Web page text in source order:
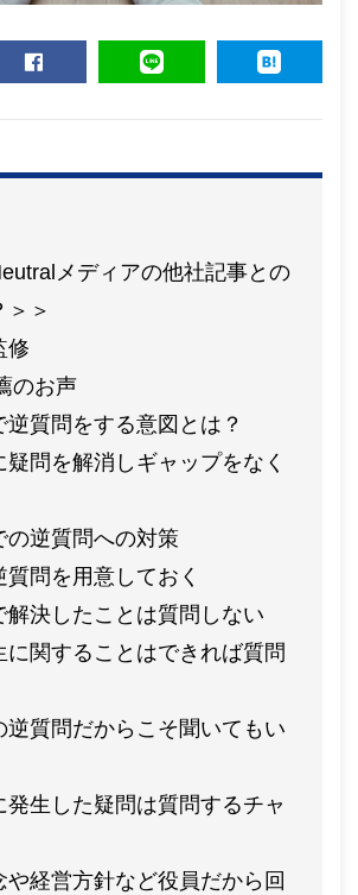
メディアの他社記事との
＞＞
修
のお声
逆質問をする意図とは？
疑問を解消しギャップをなく
の逆質問への対策
質問を用意しておく
解決したことは質問しない
に関することはできれば質問
逆質問だからこそ聞いてもい
発生した疑問は質問するチャ
や経営方針など役員だから回